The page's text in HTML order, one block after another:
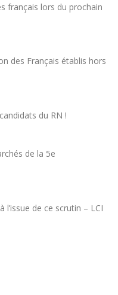
français lors du prochain
des Français établis hors
du RN !
de la 5e
de ce scrutin – LCI